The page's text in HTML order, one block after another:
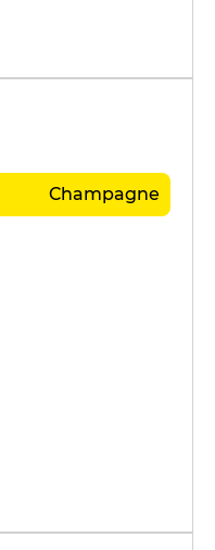
Champagne